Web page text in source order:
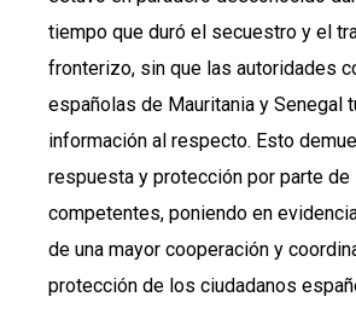
tiempo que duró el secuestro y el
fronterizo, sin que las autoridades
españolas de Mauritania y Senegal
información al respecto. Esto
respuesta y protección por parte de
competentes, poniendo en
de una mayor cooperación y
protección de los ciudadanos